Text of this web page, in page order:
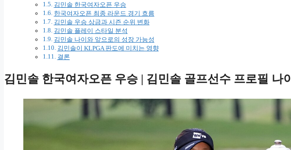
김민솔 한국여자오픈 우승
한국여자오픈 최종 라운드 경기 흐름
김민솔 우승 상금과 시즌 순위 변화
김민솔 플레이 스타일 분석
김민솔 나이와 앞으로의 성장 가능성
김민솔이 KLPGA 판도에 미치는 영향
결론
김민솔 한국여자오픈 우승 | 김민솔 골프선수 프로필 나이